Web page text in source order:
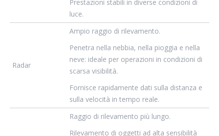
Prestazioni stabili in diverse condizioni di
luce.
Radar
Ampio raggio di rilevamento.
Penetra nella nebbia, nella pioggia e nella
neve: ideale per operazioni in condizioni di
scarsa visibilità.
Fornisce rapidamente dati sulla distanza e
sulla velocità in tempo reale.
Raggio di rilevamento più lungo.
Rilevamento di oggetti ad alta sensibilità